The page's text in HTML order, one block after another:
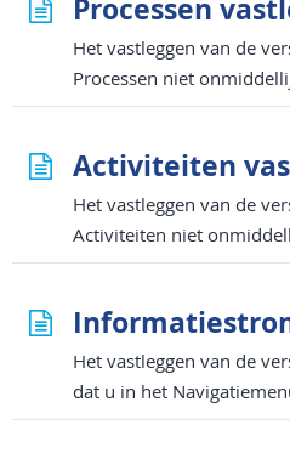
Processen
Het vastleggen van de
Processen niet
Activiteiten
Het vastleggen van de
Activiteiten niet
Het vastleggen van de
dat u in het